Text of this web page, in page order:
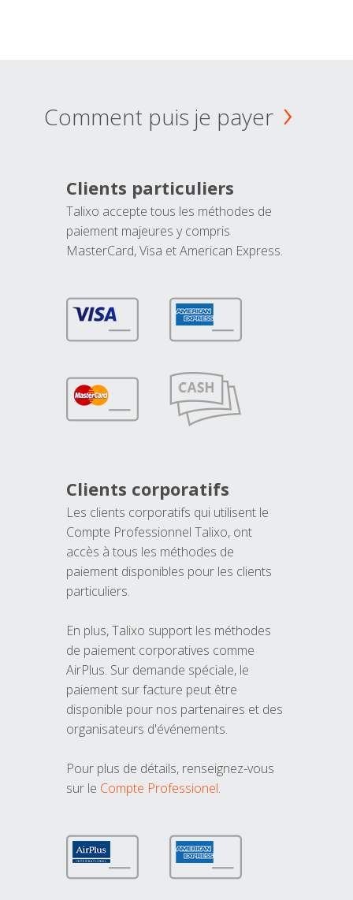
Comment puis je payer
Clients particuliers
Talixo accepte tous les méthodes de
paiement majeures y compris
MasterCard, Visa et American Express.
Clients corporatifs
Les clients corporatifs qui utilisent le
Compte Professionnel Talixo, ont
accès à tous les méthodes de
paiement disponibles pour les clients
particuliers.
En plus, Talixo support les méthodes
de paiement corporatives comme
AirPlus. Sur demande spéciale, le
paiement sur facture peut être
disponible pour nos partenaires et des
organisateurs d'événements.
Pour plus de détails, renseignez-vous
sur le Compte Professionel.